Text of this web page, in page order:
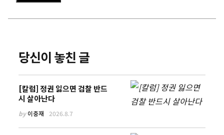
당신이 놓친 글
[칼럼] 정권 잃으면 검찰 반드
시 살아난다
by이충재 2026.8.7